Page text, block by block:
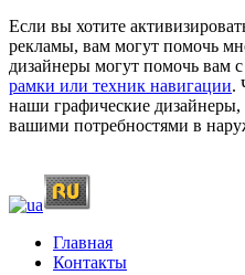
Если вы хотите
рекламы, вам могут помочь
дизайнеры могут помочь вам с
рамки или техник навигации.
наши графические
вашими потребностями в
Главная
Контакты